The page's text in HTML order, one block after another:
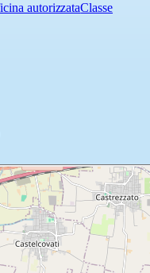
autorizzataClasse